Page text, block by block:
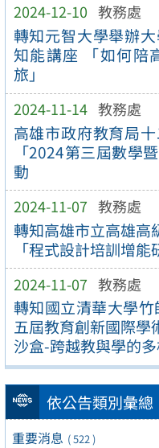
2024-12-10 教務處
轉知元智大學舉辦
知能講座 「如何陪
旅」
2024-11-14 教務處
高雄市政府教育局
「2024第三屆數學
動
2024-11-07 教務處
轉知高雄市立高雄高
「程式設計培訓增能
2024-11-07 教務處
轉知國立清華大學
五屆教育創新國際學
沙盒-跨越教與學的
依公告類別彙總
重要消息 ( 522 )